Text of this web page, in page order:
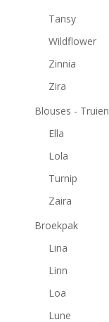
Tansy
Wildflower
Zinnia
Zira
Blouses - Truien
Ella
Lola
Turnip
Zaira
Broekpak
Lina
Linn
Loa
Lune